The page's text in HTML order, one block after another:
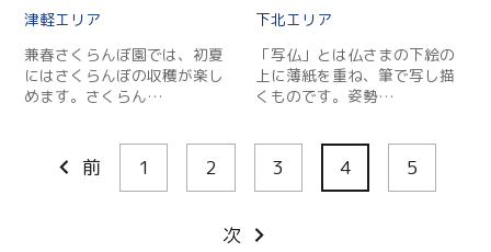
津軽
兼春さくらんぼ園では、初夏
にはさくらんぼの収穫が楽し
めます。さくらん…
下北
「写仏」とは仏さまの下絵の
上に薄紙を重ね、筆で写し描
くものです。姿勢…
前 1 2 3 4 5
次